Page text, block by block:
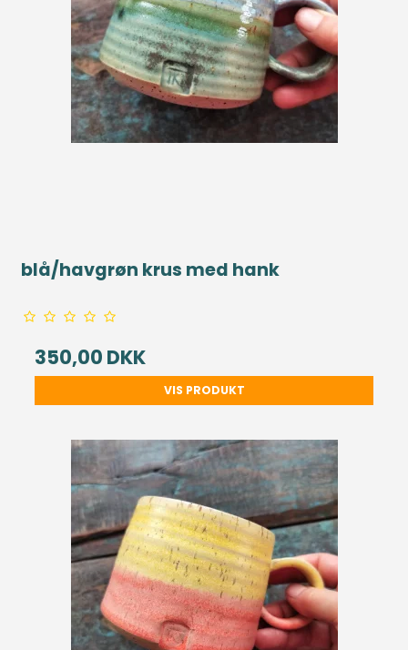
blå/havgrøn krus med hank
350,00 DKK
VIS PRODUKT